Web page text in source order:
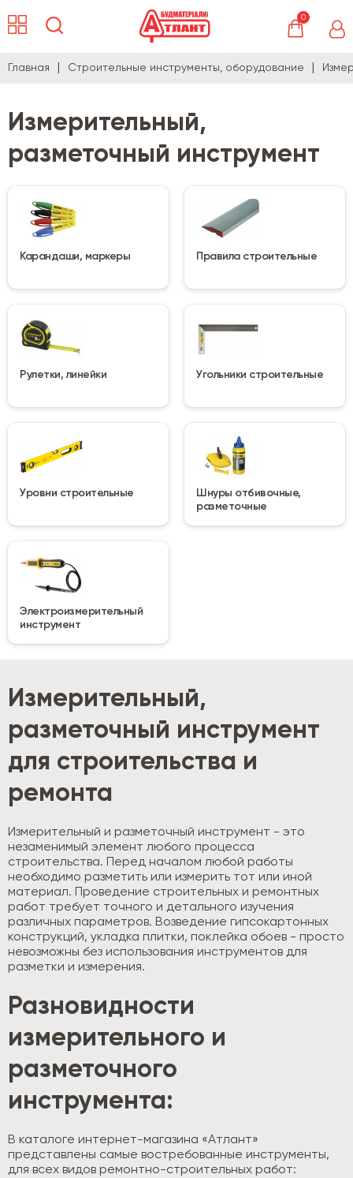
0
Главная Строительные инструменты, оборудование
Измерительный,
разметочный инструмент
Карандаши, маркеры Правила строительные
Рулетки, линейки Угольники строительные
Уровни строительные
Шнуры отбивочные,
разметочные
Электроизмерительный
инструмент
Измерительный,
разметочный инструмент
для строительства и
ремонта
Измерительный и разметочный инструмент - это
незаменимый элемент любого процесса
строительства. Перед началом любой работы
необходимо разметить или измерить тот или иной
материал. Проведение строительных и ремонтных
работ требует точного и детального изучения
различных параметров. Возведение гипсокартонных
конструкций, укладка плитки, поклейка обоев - просто
невозможны без использования инструментов для
разметки и измерения.
Разновидности
измерительного и
разметочного
инструмента:
В каталоге интернет-магазина «Атлант»
представлены самые востребованные инструменты,
для всех видов ремонтно-строительных работ: